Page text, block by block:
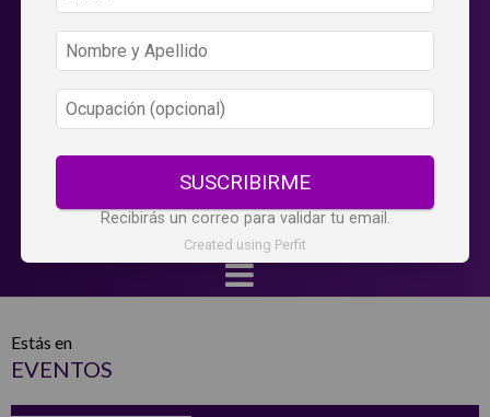
Estás en
EVENTOS
SUSCRIBIRME
Recibirás un correo para validar tu email.
Created using Perfit